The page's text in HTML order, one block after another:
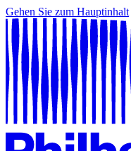
Gehen Sie zum Hauptinhalt